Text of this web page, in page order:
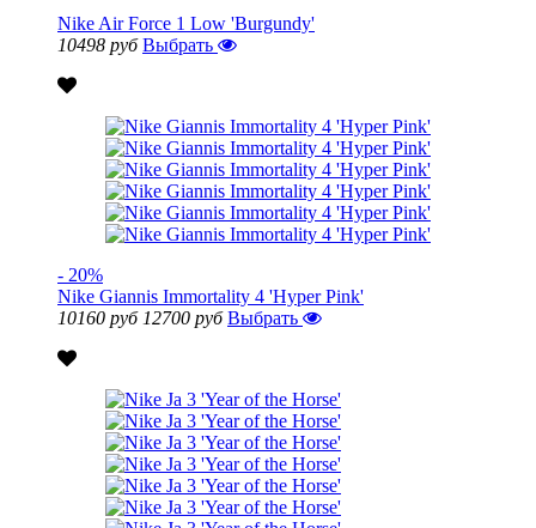
Nike Air Force 1 Low 'Burgundy'
10498 руб Выбрать
- 20%
Nike Giannis Immortality 4 'Hyper Pink'
10160 руб 12700 руб Выбрать